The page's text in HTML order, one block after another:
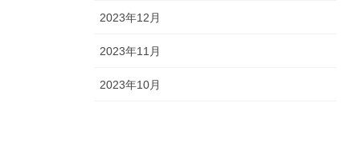
2023年12月
2023年11月
2023年10月